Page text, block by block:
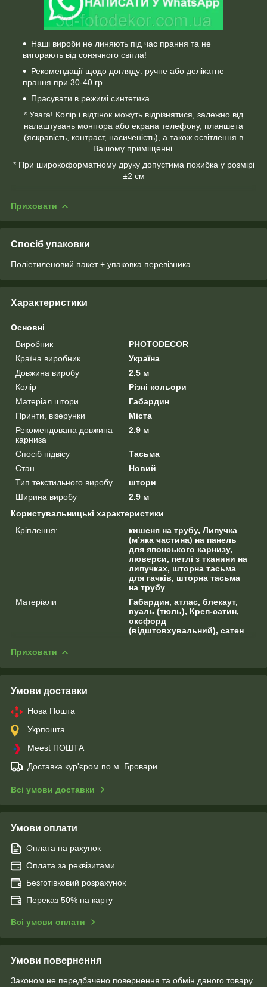
Наші вироби не линяють під час прання та не
вигорають від сонячного світла!
Рекомендації щодо догляду: ручне або делікатне
прання при 30-40 гр.
Прасувати в режимі синтетика.
* Увага! Колір і відтінок можуть відрізнятися, залежно від
налаштувань монітора або екрана телефону, планшета
(яскравість, контраст, насиченість), а також освітлення в
Вашому приміщенні.
* При широкоформатному друку допустима похибка у розмірі
±2 см
Приховати
Спосіб упаковки
Поліетиленовий пакет + упаковка перевізника
Характеристики
Основні
Виробник
PHOTODECOR
Країна виробник
Україна
Довжина виробу
2.5 м
Колір
Різні кольори
Матеріал штори
Габардин
Принти, візерунки
Міста
Рекомендована довжина
карниза
2.9 м
Спосіб підвісу
Тасьма
Стан
Новий
Тип текстильного виробу
штори
Ширина виробу
2.9 м
Користувальницькі характеристики
Кріплення:
кишеня на трубу, Липучка
(м’яка частина) на панель
для японського карнизу,
люверси, петлі з тканини на
липучках, шторна тасьма
для гачків, шторна тасьма
на трубу
Матеріали
Габардин, атлас, блекаут,
вуаль (тюль), Креп-сатин,
оксфорд
(відштовхувальний), сатен
Приховати
Умови доставки
Нова Пошта
Укрпошта
Meest ПОШТА
Доставка кур'єром по м. Бровари
Всі умови доставки
Умови оплати
Оплата на рахунок
Оплата за реквізитами
Безготівковий розрахунок
Переказ 50% на карту
Всі умови оплати
Умови повернення
Законом не передбачено повернення та обмін даного товару